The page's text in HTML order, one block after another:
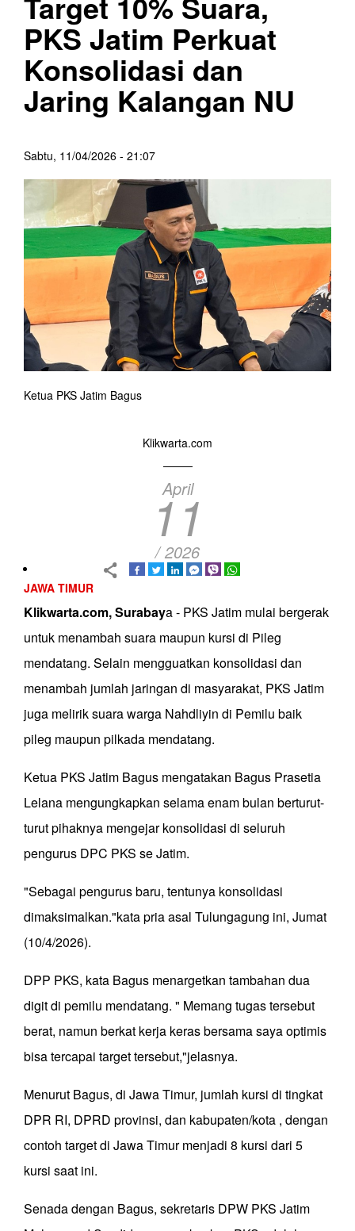
PKS Jatim Perkuat
Konsolidasi dan
Jaring Kalangan NU
Sabtu, 11/04/2026 - 21:07
Ketua PKS Jatim Bagus
Klikwarta.com
April
11
/ 2026
JAWA TIMUR
Klikwarta.com, Surabaya - PKS Jatim mulai bergerak
untuk menambah suara maupun kursi di Pileg
mendatang. Selain mengguatkan konsolidasi dan
menambah jumlah jaringan di masyarakat, PKS Jatim
juga melirik suara warga Nahdliyin di Pemilu baik
pileg maupun pilkada mendatang.
Ketua PKS Jatim Bagus mengatakan Bagus Prasetia
Lelana mengungkapkan selama enam bulan berturut-
turut pihaknya mengejar konsolidasi di seluruh
pengurus DPC PKS se Jatim.
"Sebagai pengurus baru, tentunya konsolidasi
dimaksimalkan."kata pria asal Tulungagung ini, Jumat
(10/4/2026).
DPP PKS, kata Bagus menargetkan tambahan dua
digit di pemilu mendatang. " Memang tugas tersebut
berat, namun berkat kerja keras bersama saya optimis
bisa tercapai target tersebut,"jelasnya.
Menurut Bagus, di Jawa Timur, jumlah kursi di tingkat
DPR RI, DPRD provinsi, dan kabupaten/kota , dengan
contoh target di Jawa Timur menjadi 8 kursi dari 5
kursi saat ini.
Senada dengan Bagus, sekretaris DPW PKS Jatim